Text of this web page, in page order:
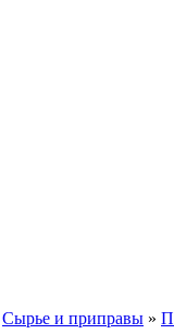
Сырье и приправы »